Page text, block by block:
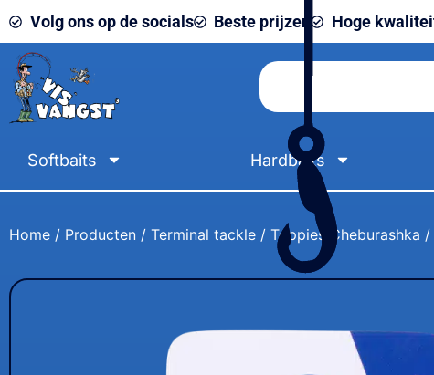
Volg ons op de socials Beste prijzen Hoge
Softbaits Hardbaits
Home / Producten / Terminal tackle / Toppies Cheburashka